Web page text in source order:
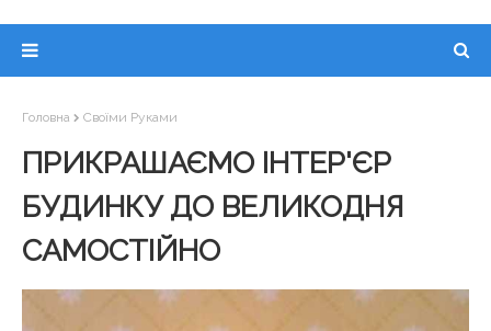
Головна Своїми Руками
ПРИКРАШАЄМО ІНТЕР'ЄР
БУДИНКУ ДО ВЕЛИКОДНЯ
САМОСТІЙНО